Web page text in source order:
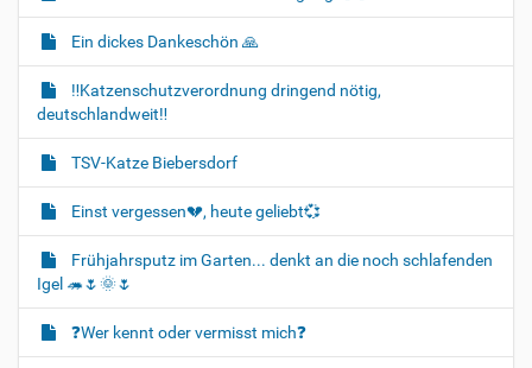
Ein dickes Dankeschön 🙏
‼️Katzenschutzverordnung dringend nötig,
deutschlandweit‼️
TSV-Katze Biebersdorf
Einst vergessen💔, heute geliebt💞
Frühjahrsputz im Garten... denkt an die noch schlafenden
Igel 🦔🌷🌞🌷
❓️Wer kennt oder vermisst mich❓️